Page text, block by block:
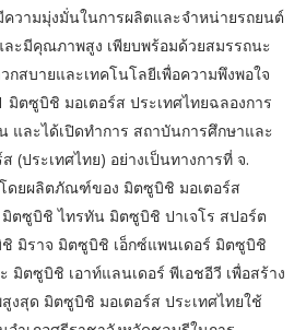
วามมุ่งมั่นในการผลิตและจำหน่ายรถยนต์
ะมีคุณภาพสูง เพียบพร้อมด้วยสมรรถนะ
สบายและเทคโนโลยีเพื่อความพึงพอใจ
มิตซูบิชิ มอเตอร์ส ประเทศไทยฉลองการ
และได้เปิดทำการ สถาบันการศึกษาและ
(ประเทศไทย) อย่างเป็นทางการที่ จ.
ดยผลิตภัณฑ์ของ มิตซูบิชิ มอเตอร์ส
มิตซูบิชิ ไทรทัน มิตซูบิชิ ปาเจโร สปอร์ต
มิราจ มิตซูบิชิ เอ็กซ์แพนเดอร์ มิตซูบิชิ
มิตซูบิชิ เอาท์แลนเดอร์ พีเอชอีวี เพื่อสร้าง
สุด มิตซูบิชิ มอเตอร์ส ประเทศไทยใช้